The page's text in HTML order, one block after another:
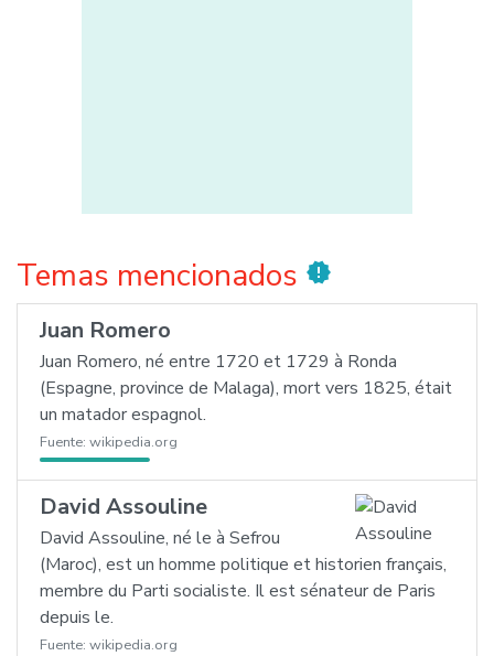
Temas mencionados new_releases
Juan Romero
Juan Romero, né entre 1720 et 1729 à Ronda
(Espagne, province de Malaga), mort vers 1825, était
un matador espagnol.
Fuente: wikipedia.org
David Assouline
David Assouline, né le à Sefrou
(Maroc), est un homme politique et historien français,
membre du Parti socialiste. Il est sénateur de Paris
depuis le.
Fuente: wikipedia.org